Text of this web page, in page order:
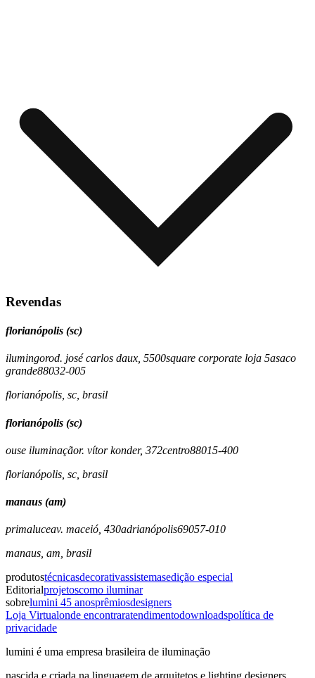
Revendas
florianópolis (sc)
ilumingorod. josé carlos daux, 5500square corporate loja 5asaco
grande88032-005
florianópolis, sc, brasil
florianópolis (sc)
ouse iluminaçãor. vítor konder, 372centro88015-400
florianópolis sc brasil
manaus (am)
primaluceav. maceió, 430adrianópolis69057-010
manaus, am, brasil
produtostécnicasdecorativassistemasedição especial
Editorialprojetoscomo iluminar
sobrelumini 45 anosprêmiosdesigners
Loja Virtualonde encontraratendimentodownloadspolítica de
privacidade
lumini é uma empresa brasileira de iluminação